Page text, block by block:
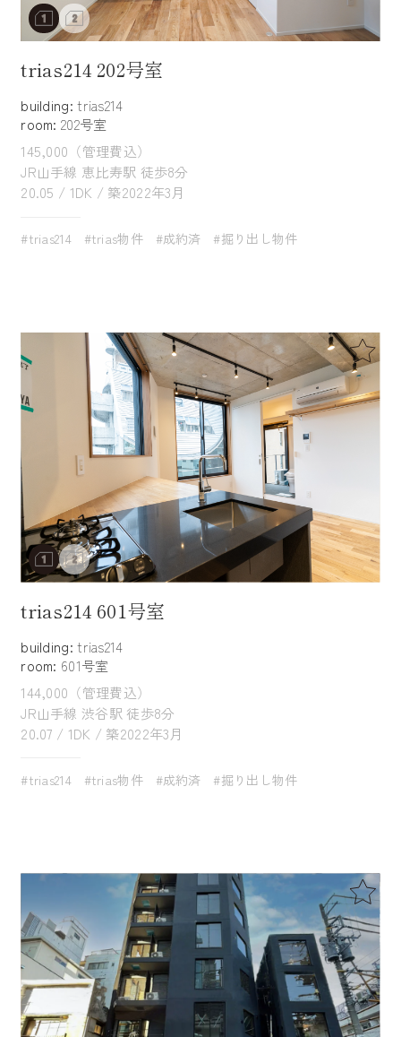
trias214 202号室
building: trias214
room: 202号室
145,000（管理費込）
JR山手線 恵比寿駅 徒歩8分
20.05 / 1DK / 築2022年3月
#trias214 #trias物件 #成約済 #掘り出し物件
trias214 601号室
building: trias214
room: 601号室
144,000（管理費込）
JR山手線 渋谷駅 徒歩8分
20.07 / 1DK / 築2022年3月
#trias214 #trias物件 #成約済 #掘り出し物件